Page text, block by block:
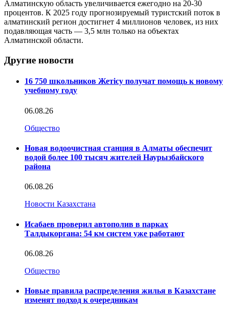
Алматинскую область увеличивается ежегодно на 20-30
процентов. К 2025 году прогнозируемый туристский поток в
алматинский регион достигнет 4 миллионов человек, из них
подавляющая часть — 3,5 млн только на объектах
Алматинской области.
Другие новости
16 750 школьников Жетісу получат помощь к новому
учебному году
06.08.26
Общество
Новая водоочистная станция в Алматы обеспечит
водой более 100 тысяч жителей Наурызбайского
района
06.08.26
Новости Казахстана
Исабаев проверил автополив в парках
Талдыкоргана: 54 км систем уже работают
06.08.26
Общество
Новые правила распределения жилья в Казахстане
изменят подход к очередникам